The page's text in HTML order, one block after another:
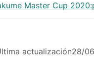
Master Cup
actualización28/